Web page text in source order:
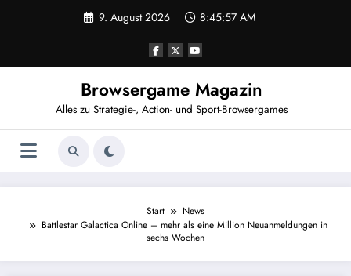
9. August 2026 8:45:57 AM
Browsergame Magazin
Alles zu Strategie-, Action- und Sport-Browsergames
Start
News
Battlestar Galactica Online – mehr als eine Million Neuanmeldungen in
sechs Wochen